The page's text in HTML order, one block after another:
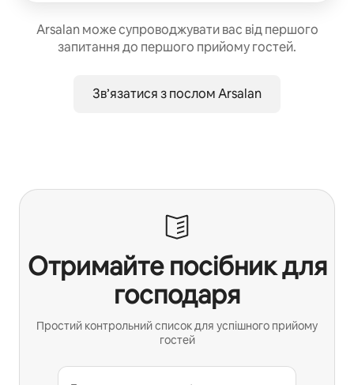
Arsalan може супроводжувати вас від першого
запитання до першого прийому гостей.
Зв’язатися з послом Arsalan
Отримайте посібник для
господаря
Простий контрольний список для успішного прийому
гостей